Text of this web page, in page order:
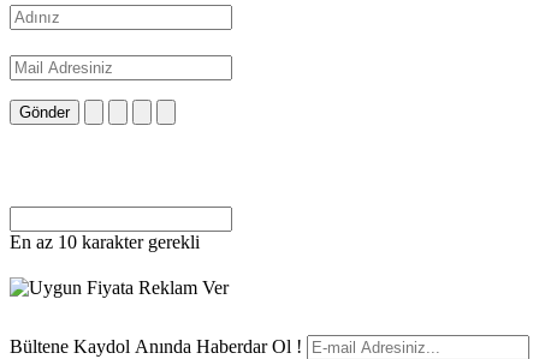
Gönder
En az 10 karakter gerekli
Bültene Kaydol Anında Haberdar Ol !